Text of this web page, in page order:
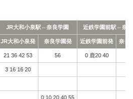
JR大和小泉駅⇔奈良学園 近鉄学園前駅⇔奈
JR大和小泉発 奈良学園発 近鉄学園前発 奈良
21 36 42 53 56 0 鹿20 40
3 16 16 20
0 10 20 40 55